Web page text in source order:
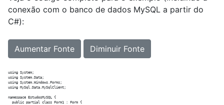
conexão com o banco de dados MySQL a partir do
C#):
Aumentar Fonte Diminuir Fonte
using System;
using System.Data;
using System.Windows.Forms;
using MySql.Data.MySqlClient;
namespace EstudosMySQL {
  public partial class Form1 : Form {